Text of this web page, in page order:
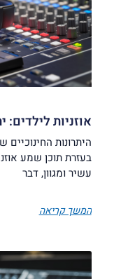
אוזניות לילדים:
היתרונות
בעזרת תוכן שמע
עשיר ומגוון, דבר
המשך קריאה